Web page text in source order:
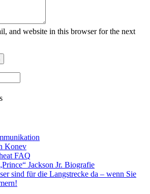
and website in this browser for the next
Konev
FAQ
Jackson Jr. Biografie
sind für die Langstrecke da – wenn Sie